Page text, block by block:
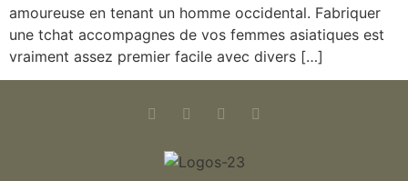
amoureuse en tenant un homme occidental. Fabriquer
une tchat accompagnes de vos femmes asiatiques est
vraiment assez premier facile avec divers […]